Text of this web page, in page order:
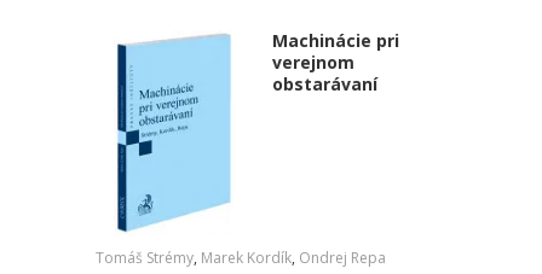
Machinácie pri
verejnom
obstarávaní
Tomáš Strémy, Marek Kordík, Ondrej Repa